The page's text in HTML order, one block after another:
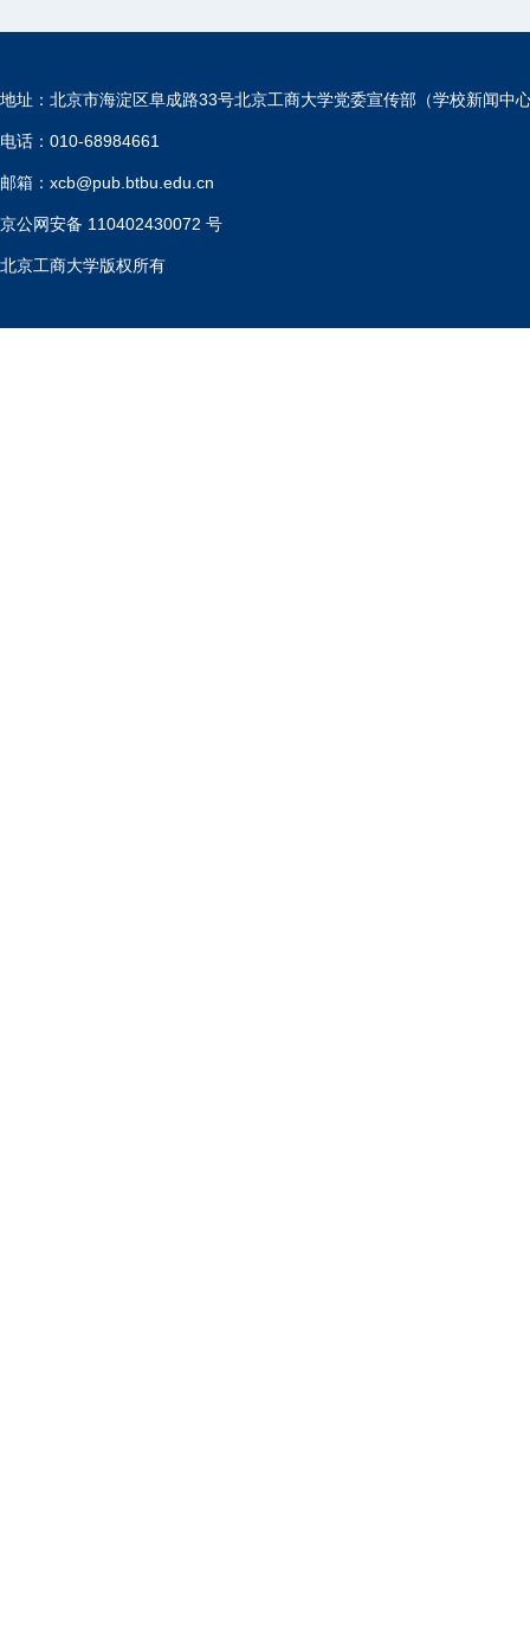
地址：北京市海淀区阜成路33号北京工商大学党委宣传部（学校新闻中
电话：010-68984661
邮箱：xcb@pub.btbu.edu.cn
京公网安备 110402430072 号
北京工商大学版权所有